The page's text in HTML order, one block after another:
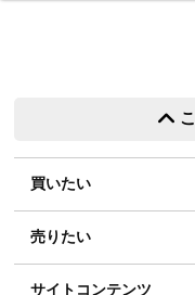
買いたい
売りたい
サイトコンテンツ